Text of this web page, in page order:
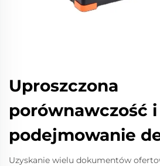
Uproszczona
porównawczość
podejmowanie
Uzyskanie wielu dokumentów